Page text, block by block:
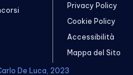
Privacy Policy
Cookie Policy
Accessibilità
Mappa del Sito
De Luca, 2023